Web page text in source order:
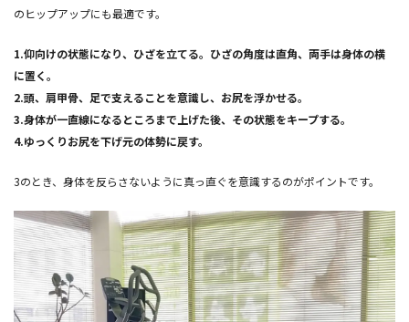
のヒップアップにも最適です。
1.仰向けの状態になり、ひざを立てる。ひざの角度は直角、両手は身体の横
に置く。
2.頭、肩甲骨、足で支えることを意識し、お尻を浮かせる。
3.身体が一直線になるところまで上げた後、その状態をキープする。
4.ゆっくりお尻を下げ元の体勢に戻す。
3のとき、身体を反らさないように真っ直ぐを意識するのがポイントです。